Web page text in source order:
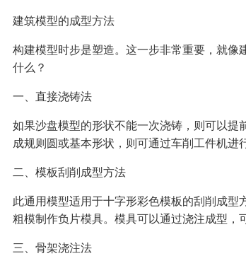
建筑模型的成型方法
构建模型时步是塑造。这一步非常重要，就
什么？
一、直接浇铸法
如果沙盘模型的形状不能一次浇铸，则可以
成规则圆或基本形状，则可通过车削工件机进
二、模板刮削成型方法
此通用模型适用于十字形彩色模板的刮削成
粗模制作负片模具。模具可以通过浇注成型，
三、骨架浇注法